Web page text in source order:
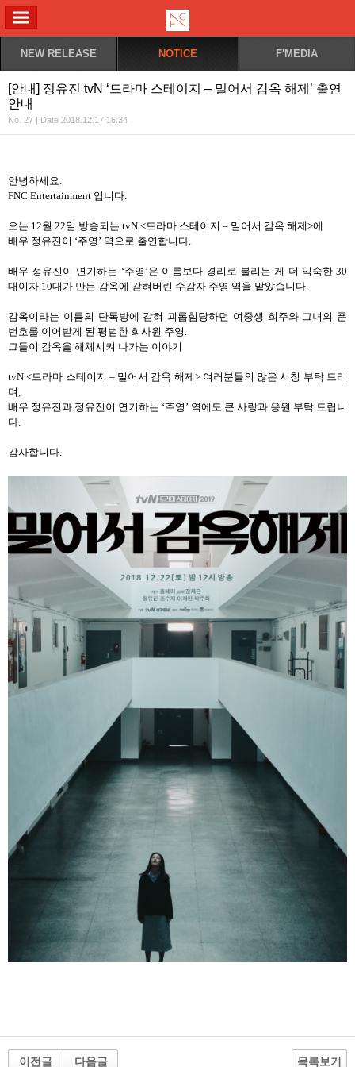
NEW RELEASE NOTICE F'MEDIA
[안내] 정유진 tvN ‘드라마 스테이지 – 밀어서 감옥 해제’ 출연
안내
No. 27 | Date 2018.12.17 16:34
안녕하세요.
FNC Entertainment 입니다.
오는 12월 22일 방송되는 tvN <드라마 스테이지 – 밀어서 감옥 해제>에
배우 정유진이 ‘주영 ’ 역으로 출연합니다.
배우 정유진이 연기하는 ‘주영 ’은 이름보다 경리로 불리는 게 더 익숙한30
대이자 10대가 만든 감옥에 갇혀버린 수감자 주영 역을 맡았습니다.
감옥이라는 이름의 단톡방에 갇혀 괴롭힘당하던 여중생 희주와 그녀의 폰
번호를 이어받게 된 평범한 회사원 주영 .
그들이 감옥을 해체시켜 나가는 이야기
tvN <드라마 스테이지 – 밀어서 감옥 해제> 여러분들의 많은 시청 부탁 드리
며,
배우 정유진과 정유진이 연기하는 ‘주영 ’ 역에도 큰 사랑과 응원 부탁 드립니
다.
감사합니다.
이전글 다음글 목록보기